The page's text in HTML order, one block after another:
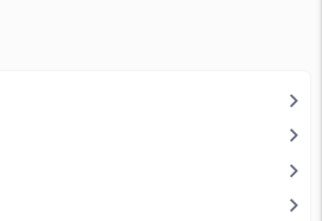
chevron_right
chevron_right
chevron_right
chevron_right